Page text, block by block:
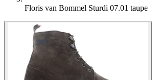
Floris van Bommel Sturdi 07.01 taupe